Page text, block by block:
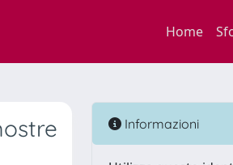
Home
Informazioni